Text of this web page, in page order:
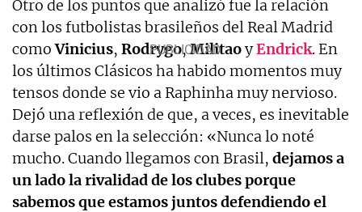
Otro de los puntos que analizó fue la relación
con los futbolistas brasileños del Real Madrid
comoVinicius, Rodrygo,MilitaoyEndrick. En
los últimos Clásicos ha habido momentos muy
tensos donde se vio a Raphinha muy nervioso.
Dejó una reflexión de que, a veces, es inevitable
darse palos en la selección: «Nunca lo noté
mucho. Cuando llegamos con Brasil, dejamos a
un lado la rivalidad de los clubes porque
sabemos que estamos juntos defendiendo el